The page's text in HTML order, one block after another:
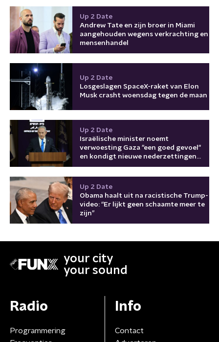
Up 2 Date
Andrew Tate en zijn broer in Miami
aangehouden wegens verkrachting en
mensenhandel
Up 2 Date
Losgeslagen SpaceX-raket van Elon
Musk crasht woensdag tegen de maan
Up 2 Date
Israëlische minister noemt
verwoesting Gaza "een goed gevoel"
en kondigt nieuwe nederzettingen
Up 2 Date
Obama haalt uit na racistische Trump-
video: “Er lijkt geen schaamte meer te
zijn”
your city
your sound
Radio
Programmering
Info
Contact